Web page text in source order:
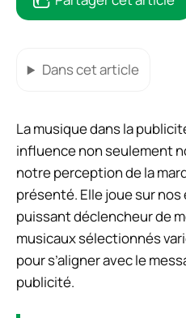
Dans cet article
La musique dans la
influence non seulement
notre perception de la
présenté. Elle joue sur
puissant déclencheur de
musicaux sélectionnés
pour s’aligner avec le
publicité.